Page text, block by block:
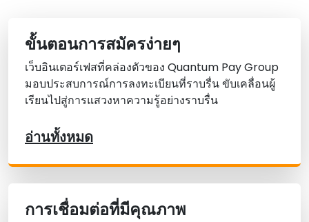
ขั้นตอนการสมัครง่ายๆ
เว็บอินเตอร์เฟสที่คล่องตัวของ Quantum Pay Group
มอบประสบการณ์การลงทะเบียนที่ราบรื่น ขับเคลื่อนผู้
เรียนไปสู่การแสวงหาความรู้อย่างราบรื่น
อ่านทั้งหมด
การเชื่อมต่อที่มีคุณภาพ